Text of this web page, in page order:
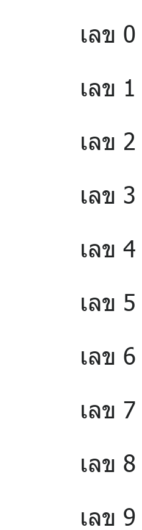
เลข 0
เลข 1
เลข 2
เลข 3
เลข 4
เลข 5
เลข 6
เลข 7
เลข 8
เลข 9